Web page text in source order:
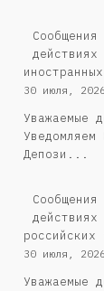
30 июля, 2026
Уважаемые
Депози...
российских
30 июля, 2026
Уважаемые